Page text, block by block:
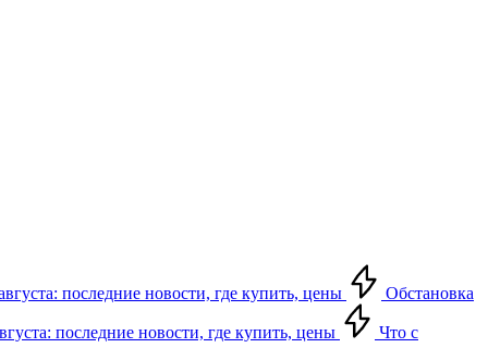
последние новости, где купить, цены Обстановка
последние новости, где купить, цены Что с